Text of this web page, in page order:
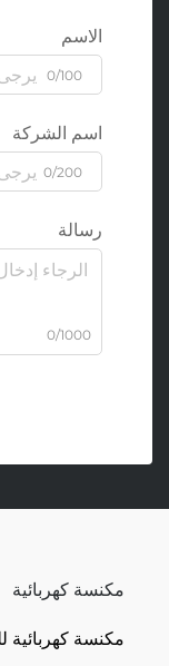
الاسم
0/100
اسم الشركة
0/200
رسالة
0/1000
مكنسة كهربائية
مكنسة كهربائية